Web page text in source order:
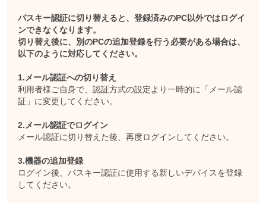
パスキー認証に切り替えると、登録済みのPC以外ではログイ
ンできなくなります。
切り替え後に、別のPCの追加登録を行う必要がある場合は、
以下のように対応してください。
1.メール認証への切り替え
利用者様ご自身で、認証方式の設定より一時的に「メール認
証」に変更してください。
2.メール認証でログイン
メール認証に切り替えた後、再度ログインしてください。
3.機器の追加登録
ログイン後、パスキー認証に使用する新しいデバイスを登録
してください。